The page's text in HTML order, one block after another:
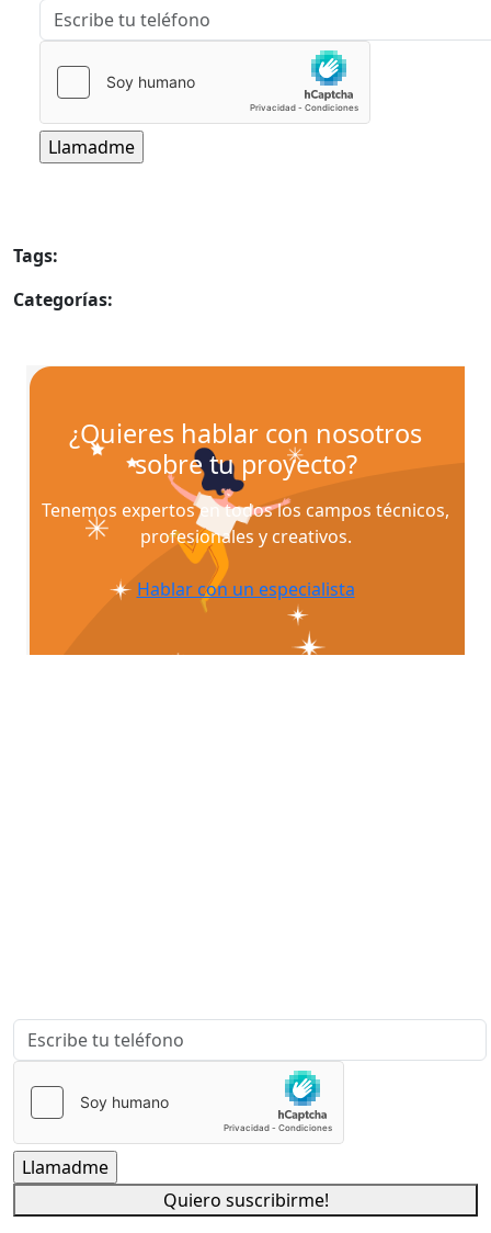
Tags:
Categorías:
¿Quieres hablar con nosotros
sobre tu proyecto?
Tenemos expertos en todos los campos técnicos,
profesionales y creativos.
Hablar con un especialista
Quiero suscribirme!